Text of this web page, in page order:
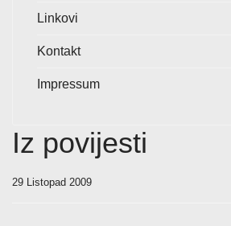
Linkovi
Kontakt
Impressum
Iz povijesti
29 Listopad 2009